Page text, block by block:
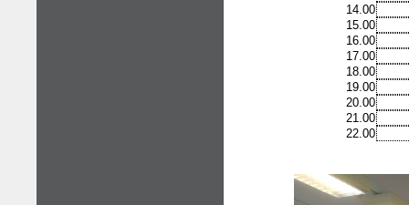
14.00
15.00
16.00
17.00
18.00
19.00
20.00
21.00
22.00